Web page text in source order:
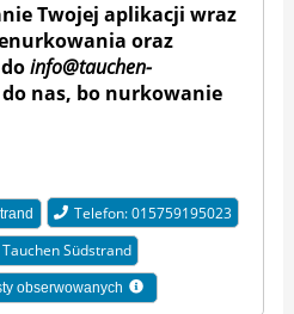
Twojej aplikacji wraz
oraz
doinfo@tauchen-
do nas, bo nurkowanie
Telefon: 015759195023
Südstrand
obserwowanych